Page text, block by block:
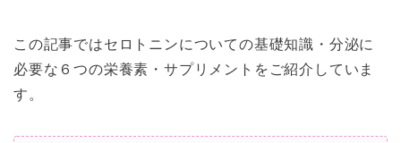
この記事ではセロトニンについての基礎知識・分泌に
必要な６つの栄養素・サプリメントをご紹介していま
す。